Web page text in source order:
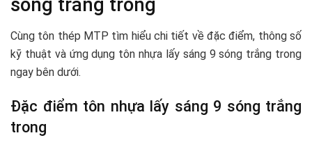
sóng trắng trong
Cùng tôn thép MTP tìm hiểu chi tiết về đặc điểm, thông số
kỹ thuật và ứng dụng tôn nhựa lấy sáng 9 sóng trắng trong
ngay bên dưới.
Đặc điểm tôn nhựa lấy sáng 9 sóng trắng
trong